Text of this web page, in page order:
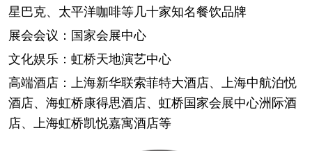
星巴克、太平洋咖啡等几十家知名餐饮品牌
展会会议：国家会展中心
文化娱乐：虹桥天地演艺中心
高端酒店：上海新华联索菲特大酒店、上海中航泊悦
酒店、海虹桥康得思酒店、虹桥国家会展中心洲际酒
店、上海虹桥凯悦嘉寓酒店等